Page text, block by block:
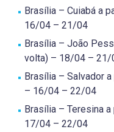
Brasília – Cuiabá a
16/04 – 21/04
Brasília – João
volta) – 18/04 – 21/
Brasília – Salvador a
– 16/04 – 22/04
Brasília – Teresina a
17/04 – 22/04